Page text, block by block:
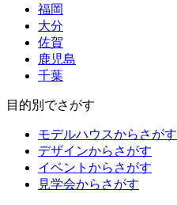
福岡
大分
佐賀
鹿児島
千葉
目的別でさがす
モデルハウスからさがす
デザインからさがす
イベントからさがす
見学会からさがす